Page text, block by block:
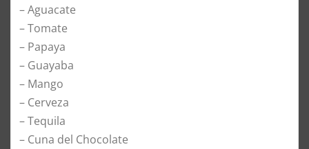
– Aguacate
– Tomate
– Papaya
– Guayaba
– Mango
– Cerveza
– Tequila
– Cuna del Chocolate